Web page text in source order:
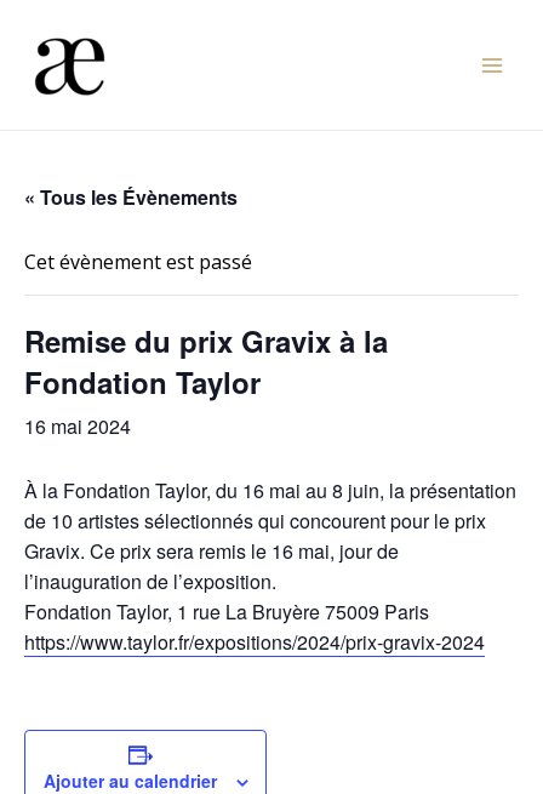
contenu
« Tous les Évènements
Cet évènement est passé
Remise du prix Gravix à la
Fondation Taylor
16 mai 2024
À la Fondation Taylor, du 16 mai au 8 juin, la présentation
de 10 artistes sélectionnés qui concourent pour le prix
Gravix. Ce prix sera remis le 16 mai, jour de
l’inauguration de l’exposition.
Fondation Taylor, 1 rue La Bruyère 75009 Paris
https://www.taylor.fr/expositions/2024/prix-gravix-2024
Ajouter au calendrier